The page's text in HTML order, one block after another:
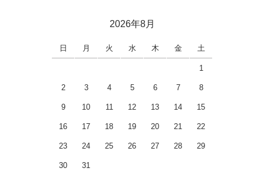
2026年8月
日 月 火 水 木 金 土
1
2 3 4 5 6 7 8
9 10 11 12 13 14 15
16 17 18 19 20 21 22
23 24 25 26 27 28 29
30 31